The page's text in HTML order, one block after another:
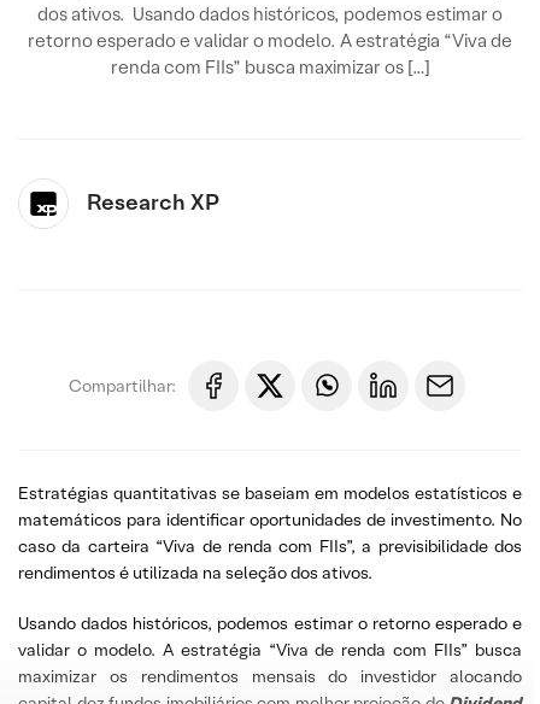
dos ativos. Usando dados históricos, podemos estimar o
retorno esperado e validar o modelo. A estratégia “Viva de
renda com FIIs” busca maximizar os […]
Research XP
Compartilhar:
Estratégias quantitativas se baseiam em modelos estatísticos e
matemáticos para identificar oportunidades de investimento. No
caso da carteira “Viva de renda com FIIs”, a previsibilidade dos
rendimentos é utilizada na seleção dos ativos.
Usando dados históricos, podemos estimar o retorno esperado e
validar o modelo. A estratégia “Viva de renda com FIIs” busca
maximizar os rendimentos mensais do investidor alocando